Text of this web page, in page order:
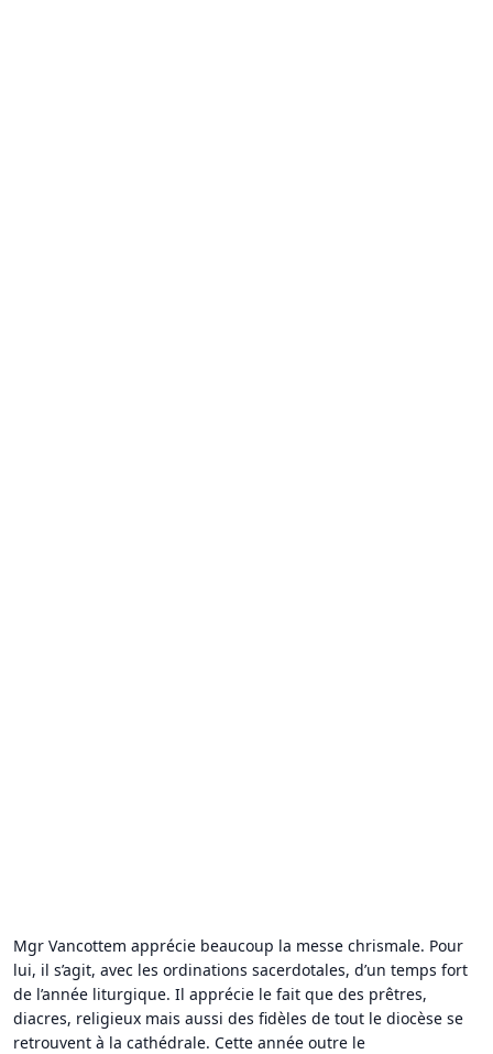
Mgr Vancottem apprécie beaucoup la messe chrismale. Pour
lui, il s’agit, avec les ordinations sacerdotales, d’un temps fort
de l’année liturgique. Il apprécie le fait que des prêtres,
diacres, religieux mais aussi des fidèles de tout le diocèse se
retrouvent à la cathédrale. Cette année outre le